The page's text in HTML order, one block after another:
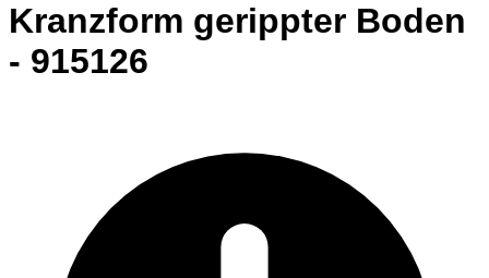
Kranzform gerippter Boden
- 915126